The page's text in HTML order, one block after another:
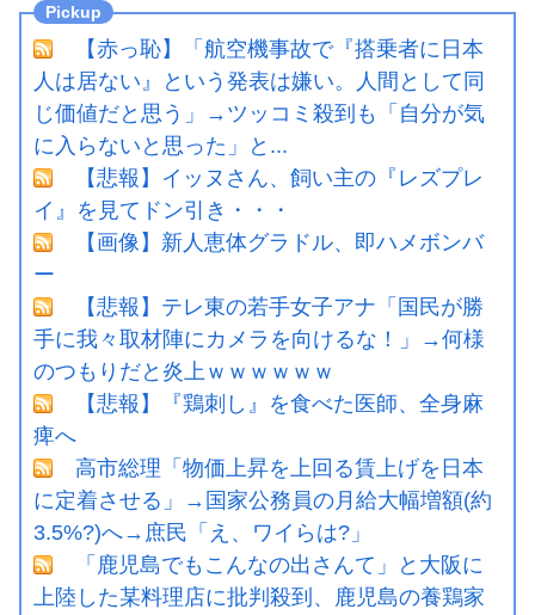
【赤っ恥】「航空機事故で『搭乗者に日本
人は居ない』という発表は嫌い。人間として同
じ価値だと思う」→ツッコミ殺到も「自分が気
に入らないと思った」と...
【悲報】イッヌさん、飼い主の『レズプレ
イ』を見てドン引き・・・
【画像】新人恵体グラドル、即ハメボンバ
ー
【悲報】テレ東の若手女子アナ「国民が勝
手に我々取材陣にカメラを向けるな！」→何様
のつもりだと炎上ｗｗｗｗｗｗ
【悲報】『鶏刺し』を食べた医師、全身麻
痺へ
高市総理「物価上昇を上回る賃上げを日本
に定着させる」→国家公務員の月給大幅増額(約
3.5%?)へ→庶民「え、ワイらは?」
「鹿児島でもこんなの出さんて」と大阪に
上陸した某料理店に批判殺到、鹿児島の養鶏家